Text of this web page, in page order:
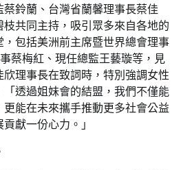
鈴蘭、台灣省蘭馨理事長蔡佳
共同主持，吸引眾多來自各地的
包括美洲前主席暨世界總會理事
蔡梅紅、現任總監王藝璇等，見
理事長在致詞時，特別強調女性
透過姐妹會的結盟，我們不僅能
能在未來攜手推動更多社會公益
獻一份心力。」